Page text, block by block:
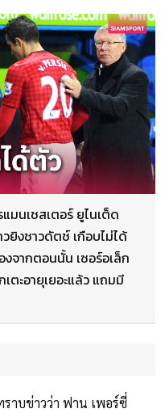
มนเชสเตอร์ ยูไนเต็ด
ยิงชาวดัตช์ เกือบไม่ได้
จากตอนนั้น เซอร์อเล็ก
ตะอายุเยอะแล้ว แถมมี
าบข่าวว่า ฟาน เพอร์ซี่